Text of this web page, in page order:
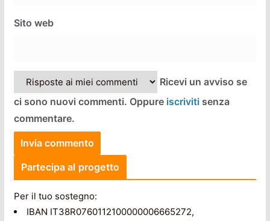
Sito web
Ricevi un avviso se
ci sono nuovi commenti. Oppure iscrivitisenza
commentare.
Partecipa al progetto
Per il tuo sostegno:
IBAN IT38R0760112100000006665272,